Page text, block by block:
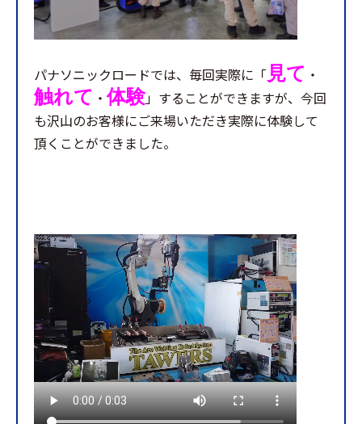
パナソニックロードでは、毎回実際に「 見て ・
触れて ・体験」することができますが、今回
も沢山のお客様にご来場いただき実際に体験して
頂くことができました。